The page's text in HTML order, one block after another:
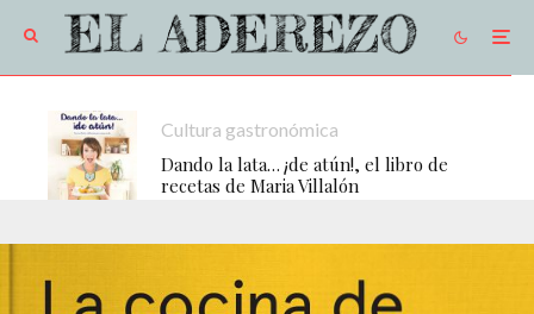
Cultura gastronómica
Dando la lata… ¡de atún!, el libro de
recetas de Maria Villalón